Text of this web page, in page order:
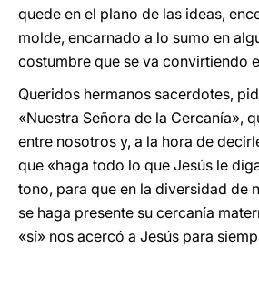
quede en el plano de las ideas,
molde, encarnado a lo sumo en
costumbre que se va convirtiendo
Queridos hermanos sacerdotes,
«Nuestra Señora de la Cercanía»,
entre nosotros y, a la hora de
que «haga todo lo que Jesús le
tono, para que en la diversidad de
se haga presente su cercanía
«sí» nos acercó a Jesús para